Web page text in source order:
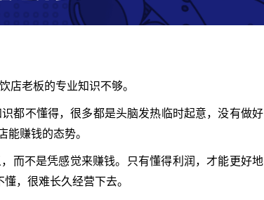
店老板的专业知识不够。
都不懂得，很多都是头脑发热临时起意，没有做好
能赚钱的态势。
而不是凭感觉来赚钱。只有懂得利润，才能更好地
，很难长久经营下去。